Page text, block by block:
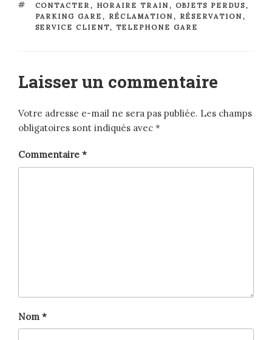
ÉTIQUETTES
CONTACTER, HORAIRE TRAIN , OBJETS PERDUS,
PARKING GARE , RÉCLAMATION , RÉSERVATION ,
SERVICE CLIENT, TELEPHONE GARE
Laisser un commentaire
Votre adresse e-mail ne sera pas publiée. Les champs
obligatoires sont indiqués avec *
Commentaire *
Nom *